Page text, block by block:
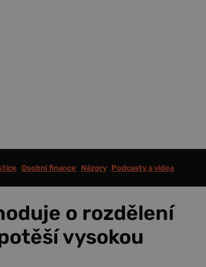
Osobní finance Názory Podcasty a videa
o rozdělení
vysokou